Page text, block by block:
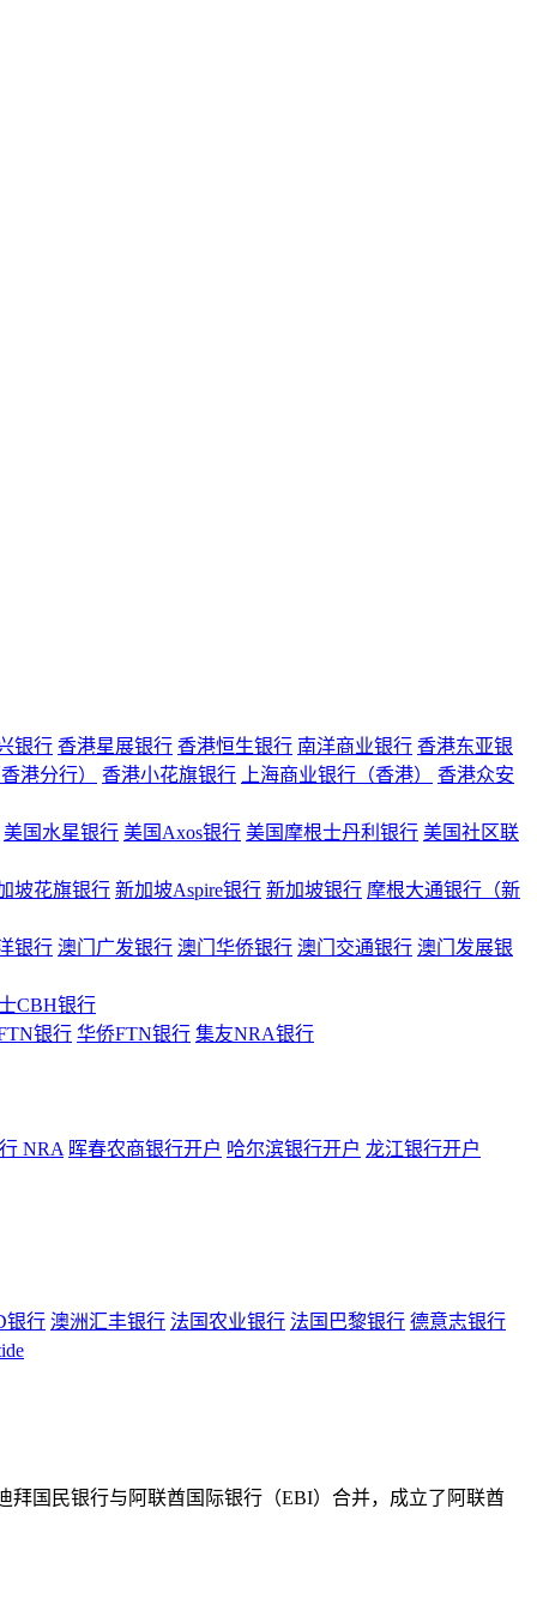
银行 香港星展银行 香港恒生银行 南洋商业银行 香港东亚银
港分行） 香港小花旗银行 上海商业银行（香港）
香港众安
美国水星银行 美国Axos银行 美国摩根士丹利银行 美国社区联
坡花旗银行 新加坡Aspire银行 新加坡银行 摩根大通银行（新
银行 澳门广发银行 澳门华侨银行 澳门交通银行 澳门发展银
CBH银行
银行 华侨FTN银行 集友NRA银行
NRA 晖春农商银行开户 哈尔滨银行开户 龙江银行开户
银行 澳洲汇丰银行 法国农业银行 法国巴黎银行 德意志银行
拜国民银行与阿联酋国际银行（EBI）合并，成立了阿联酋